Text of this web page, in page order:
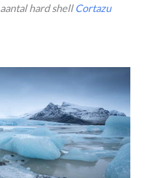
hard shellCortazu